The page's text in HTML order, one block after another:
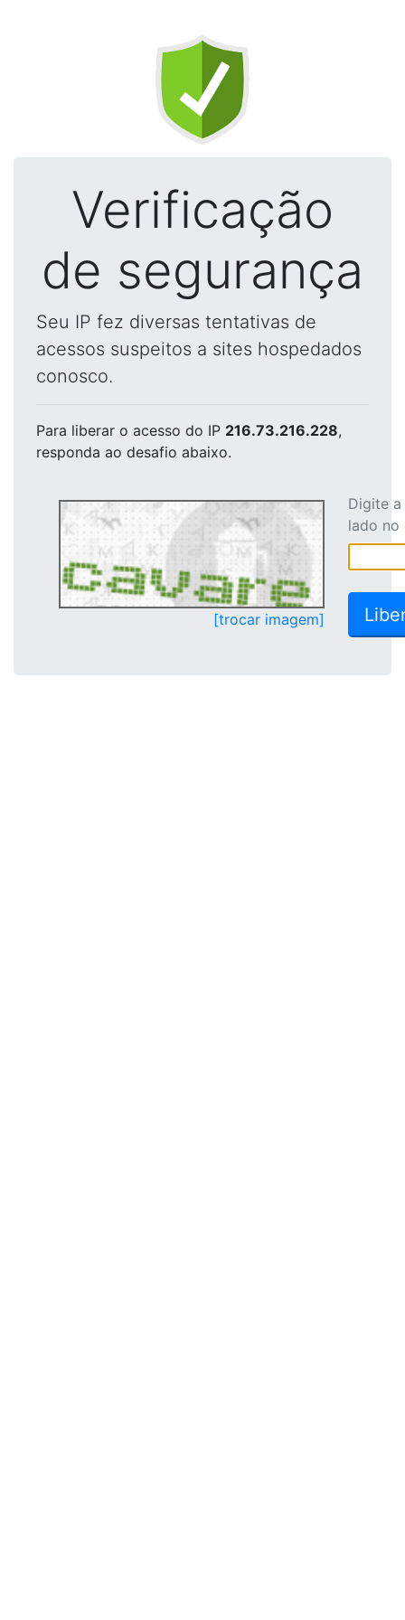
Verificação
de segurança
Seu IP fez diversas tentativas de
acessos suspeitos a sites hospedados
conosco.
Para liberar o acesso do IP 216.73.216.228,
responda ao desafio abaixo.
[trocar imagem]
Digite
lado no